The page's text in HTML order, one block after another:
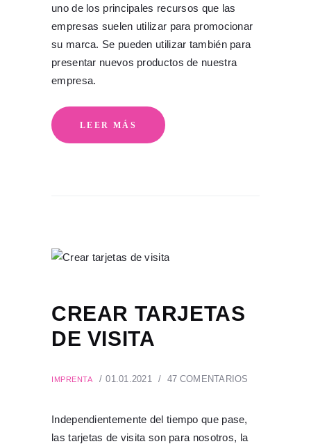
uno de los principales recursos que las
empresas suelen utilizar para promocionar
su marca. Se pueden utilizar también para
presentar nuevos productos de nuestra
empresa.
LEER MÁS
CREAR TARJETAS
DE VISITA
IMPRENTA 01.01.2021 47 COMENTARIOS
Independientemente del tiempo que pase,
las tarjetas de visita son para nosotros, la